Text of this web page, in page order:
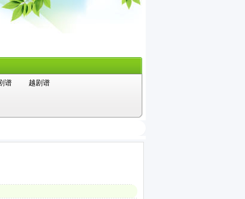
谱
越剧谱